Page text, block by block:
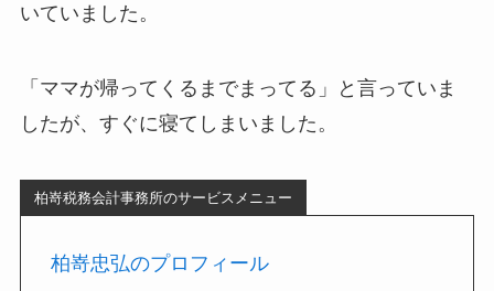
いていました。
「ママが帰ってくるまでまってる」と言っていま
したが、すぐに寝てしまいました。
柏嵜税務会計事務所のサービスメニュー
柏嵜忠弘のプロフィール